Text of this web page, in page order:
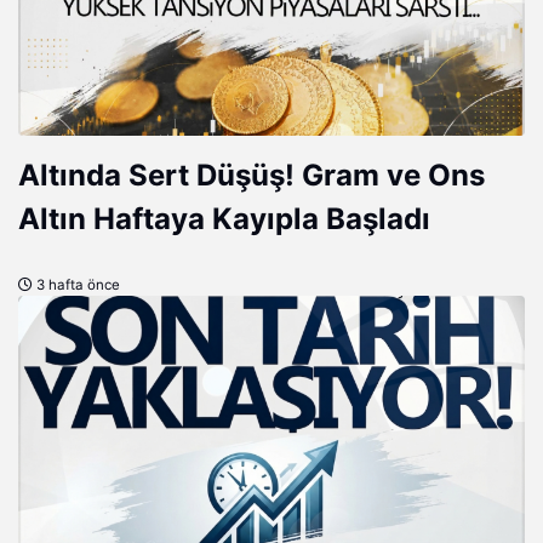
Altında Sert Düşüş! Gram ve Ons
Altın Haftaya Kayıpla Başladı
3 hafta önce